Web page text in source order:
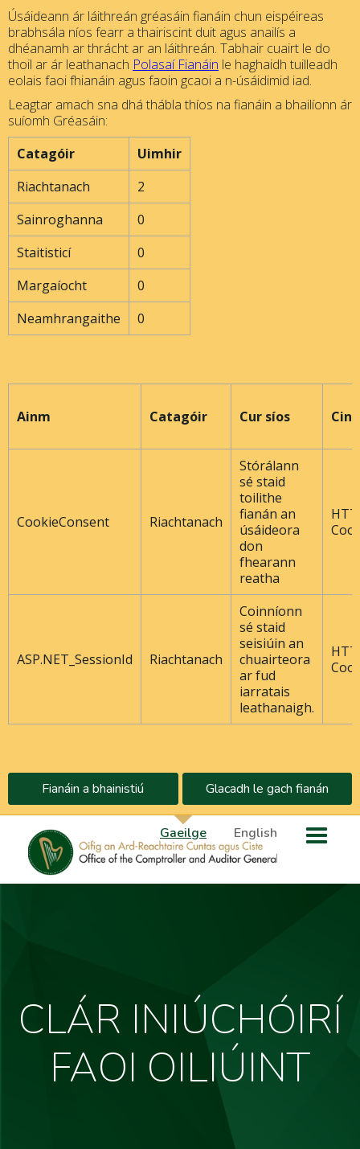
Úsáideann ár láithreán gréasáin fianáin chun eispéireas
brabhsála níos fearr a thairiscint duit agus anailís a
dhéanamh ar thrácht ar an láithreán. Tabhair cuairt le do
thoil ar ár leathanach Polasaí Fianáin le haghaidh tuilleadh
eolais faoi fhianáin agus faoin gcaoi a n-úsáidimid iad.
Leagtar amach sna dhá thábla thíos na fianáin a bhailíonn ár
suíomh Gréasáin:
Catagóir
Uimhir
Riachtanach
2
Sainroghanna
0
Staitisticí
0
Margaíocht
0
Neamhrangaithe
0
Ainm Catagóir Cur síos
CookieConsent Riachtanach
Stórálann
sé staid
toilithe
fianán an
úsáideora
don
fhearann ​​
reatha
ASP.NET_SessionId Riachtanach
Coinníonn
sé staid
seisiúin an
chuairteora
ar fud
iarratais
leathanaigh.
Fianáin a bhainistiú Glacadh le gach fianán
Gaeilge English
CLÁR INIÚCHÓIRÍ
FAOI OILIÚINT